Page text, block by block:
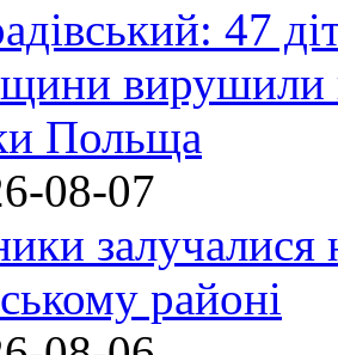
47
вирушили
Польща
08-07
районі